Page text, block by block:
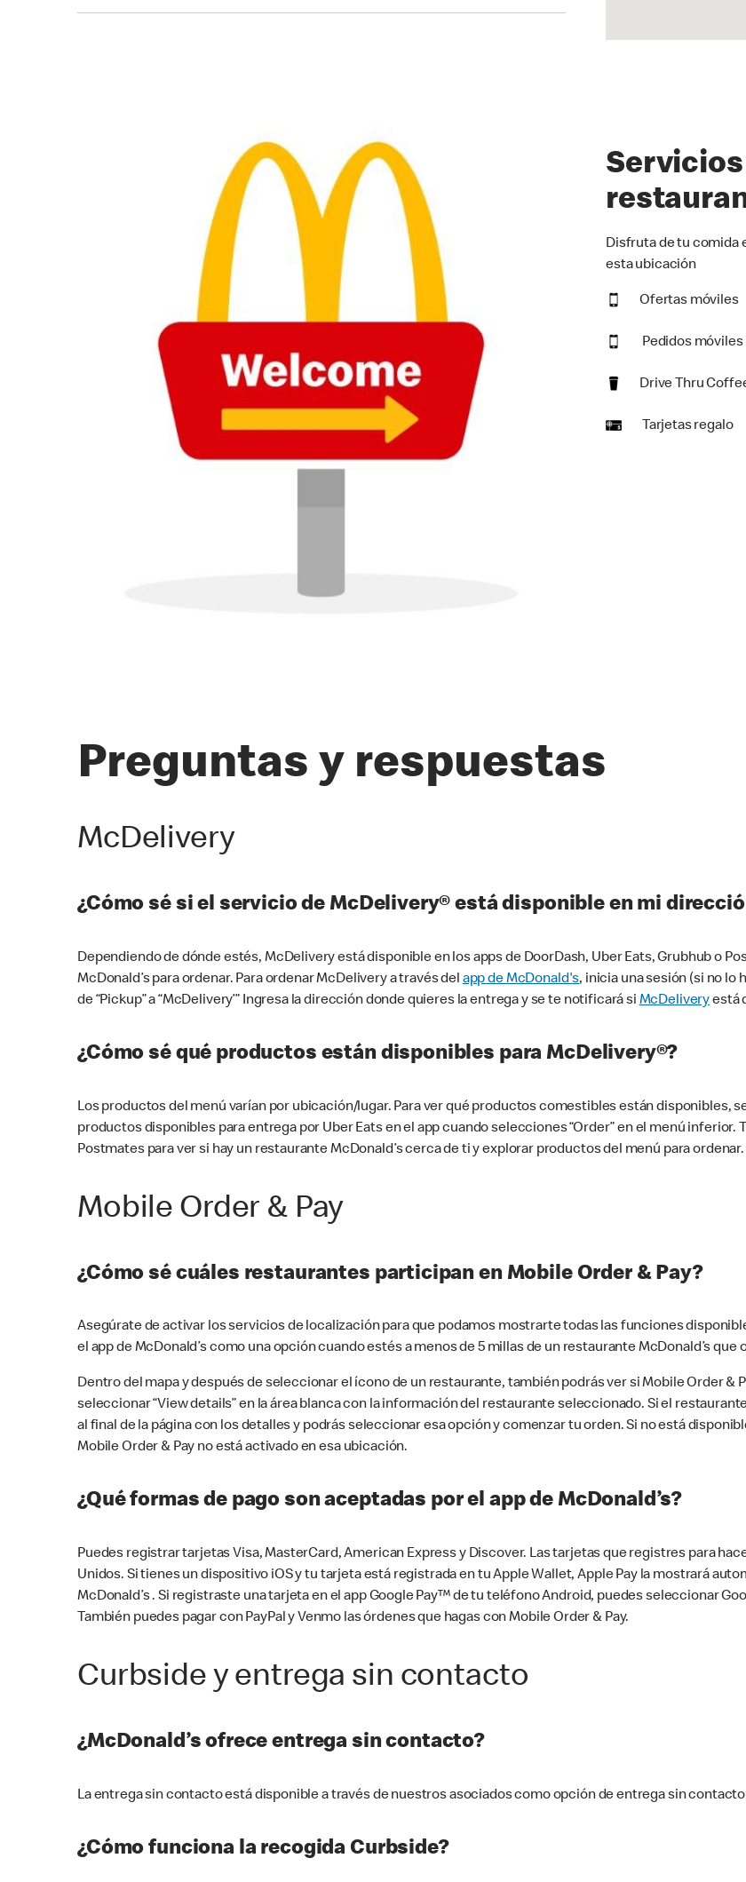
Disfruta de tu comida
esta ubicación
Ofertas móviles
Pedidos móviles
Drive Thru
Tarjetas regalo
Preguntas y respuestas
McDelivery
¿Cómo sé si el servicio de McDelivery® está disponible en mi
Dependiendo de dónde estés, McDelivery está disponible en los apps de DoorDash, Uber Eats, Grubhub o
McDonald’s para ordenar. Para ordenar McDelivery a través del app de McDonald's, inicia una sesión (si no lo
de “Pickup” a “McDelivery’” Ingresa la dirección donde quieres la entrega y se te notificará si McDeliveryestá
¿Cómo sé qué productos están disponibles para McDelivery®?
Los productos del menú varían por ubicación/lugar. Para ver qué productos comestibles están disponibles,
productos disponibles para entrega por Uber Eats en el app cuando selecciones “Order” en el menú inferior.
Postmates para ver si hay un restaurante McDonald’s cerca de ti y explorar productos del menú para ordenar.
Mobile Order & Pay
¿Cómo sé cuáles restaurantes participan en Mobile Order & Pay?
Asegúrate de activar los servicios de localización para que podamos mostrarte todas las funciones
el app de McDonald’s como una opción cuando estés a menos de 5 millas de un restaurante McDonald’s que
Dentro del mapa y después de seleccionar el ícono de un restaurante, también podrás ver si Mobile Order &
seleccionar “View details” en la área blanca con la información del restaurante seleccionado. Si el
al final de la página con los detalles y podrás seleccionar esa opción y comenzar tu orden. Si no está
Mobile Order & Pay no está activado en esa ubicación.
¿Qué formas de pago son aceptadas por el app de McDonald’s?
Puedes registrar tarjetas Visa, MasterCard, American Express y Discover. Las tarjetas que registres para
Unidos. Si tienes un dispositivo iOS y tu tarjeta está registrada en tu Apple Wallet, Apple Pay la mostrará
McDonald’s . Si registraste una tarjeta en el app Google Pay™ de tu teléfono Android, puedes seleccionar
También puedes pagar con PayPal y Venmo las órdenes que hagas con Mobile Order & Pay.
Curbside y entrega sin contacto
¿McDonald’s ofrece entrega sin contacto?
La entrega sin contacto está disponible a través de nuestros asociados como opción de entrega sin
¿Cómo funciona la recogida Curbside?